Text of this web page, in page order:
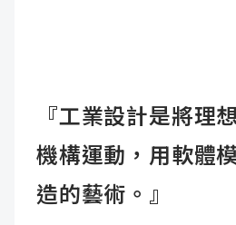
『工業設計是將理
機構運動，用軟體
造的藝術。』